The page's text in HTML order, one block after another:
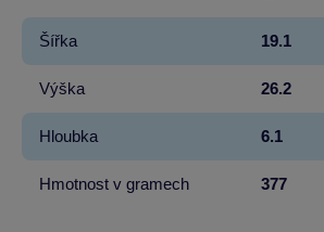
Šířka 19.1
Výška 26.2
Hloubka 6.1
Hmotnost v gramech 377